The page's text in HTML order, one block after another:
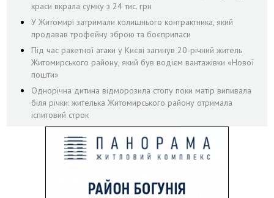
краси вкрала сумку з 24 тис. грн
У Житомирі затримали колишнього контрактника, який
продавав трофейну зброю та боєприпаси
Під час ракетної атаки у Києві загинув 20-річний житель
Житомирського району, який був водієм вантажівки «Нової
пошти»
Однорічна дитина відморозила стопу поки матір випивала
біля річки: жителька Житомирського району отримала
іспитовий строк